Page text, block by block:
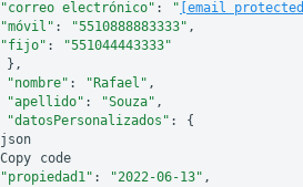
"correo electrónico" : " [email protected]
"móvil" : "5510888883333" ,
"fijo" :
"551044443333"
},
"nombre" : "Rafael" ,
"apellido" : "Souza" ,
"datosPersonalizados" :
{
json
Copy
code
"propiedad1" : "2022-06-13" ,